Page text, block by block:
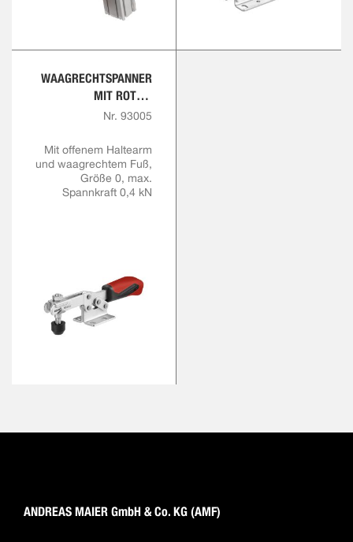
WAAGRECHTSPANNER
MIT ROTEM
HANDGRIFF
Nr. 93005
Mit offenem Haltearm
und waagrechtem Fuß,
Größe 0, max.
Spannkraft 0,4 kN
ANDREAS MAIER GmbH & Co. KG (AMF)